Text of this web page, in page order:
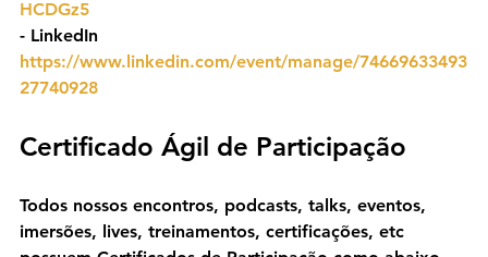
HCDGz5
- ⁠LinkedIn
https://www.linkedin.com/event/manage/74669633493
27740928
Certificado Ágil de Participação
Todos nossos encontros, podcasts, talks, eventos,
imersões, lives, treinamentos, certificações, etc